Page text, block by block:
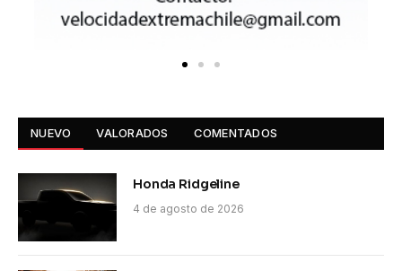
NUEVO VALORADOS COMENTADOS
Honda Ridgeline
4 de agosto de 2026